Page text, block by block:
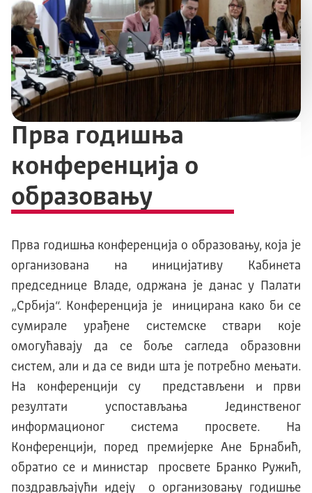
Прва годишња
конференција о
образовању
Прва годишња конференција о образовању, која је
организована на иницијативу Кабинета
председнице Владе, одржана је данас у Палати
„Србија“. Конференција је иницирана како би се
сумирале урађене системске ствари које
омогућавају да се боље сагледа образовни
систем, али и да се види шта је потребно мењати.
На конференцији су представљени и први
резултати успостављања Јединственог
информационог система просвете. На
Конференцији, поред премијерке Ане Брнабић,
обратио се и министар просвете Бранко Ружић,
поздрављајући идеју о организовању годишње